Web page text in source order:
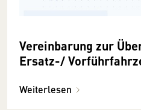
Vereinbarung zur
Ersatz-/
Weiterlesen